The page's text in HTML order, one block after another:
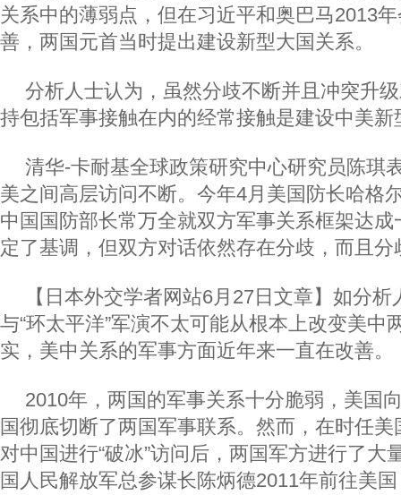
关系中的薄弱点，但在习近平和奥巴马2013
善，两国元首当时提出建设新型大国关系。
分析人士认为，虽然分歧不断并且冲突升
持包括军事接触在内的经常接触是建设中美
清华-卡耐基全球政策研究中心研究员陈琪
美之间高层访问不断。今年4月美国防长哈格
中国国防部长常万全就双方军事关系框架达
定了基调，但双方对话依然存在分歧，而且
【日本外交学者网站6月27日文章】如分
与“环太平洋”军演不太可能从根本上改变美中
实，美中关系的军事方面近年来一直在改善。
2010年，两国的军事关系十分脆弱，美国
国彻底切断了两国军事联系。然而，在时任
对中国进行“破冰”访问后，两国军方进行了大
国人民解放军总参谋长陈炳德2011年前往美